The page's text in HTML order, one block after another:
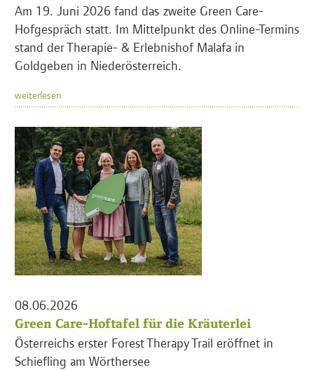
Am 19. Juni 2026 fand das zweite Green Care-
Hofgespräch statt. Im Mittelpunkt des Online-Termins
stand der Therapie- & Erlebnishof Malafa in
Goldgeben in Niederösterreich.
weiterlesen
08.06.2026
Green Care-Hoftafel für die Kräuterlei
Österreichs erster Forest Therapy Trail eröffnet in
Schiefling am Wörthersee